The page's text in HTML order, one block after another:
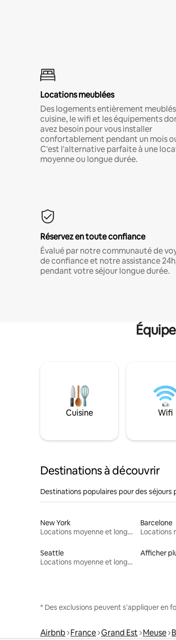
Locations meublées
Des logements entièrement
cuisine, le wifi et les équipements
avez besoin pour vous installer
confortablement pendant un mois
C'est l'alternative parfaite à une
moyenne ou longue durée.
Réservez en toute confiance
Évalué par notre communauté de
de confiance et notre assistance
pendant votre séjour longue durée.
Cuisine Wifi
Destinations à découvrir
Destinations populaires pour des séjours
New York
Locations moyenne et longue durée
Barcelone
Seattle
Locations moyenne et longue durée
Afficher
* Des exclusions peuvent s'appliquer en
Airbnb France Grand Est Meuse